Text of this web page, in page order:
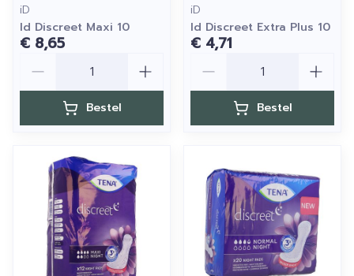
iD
Id Discreet Maxi 10
€ 8,65
Bestel
iD
Id Discreet Extra Plus 10
€ 4,71
Bestel